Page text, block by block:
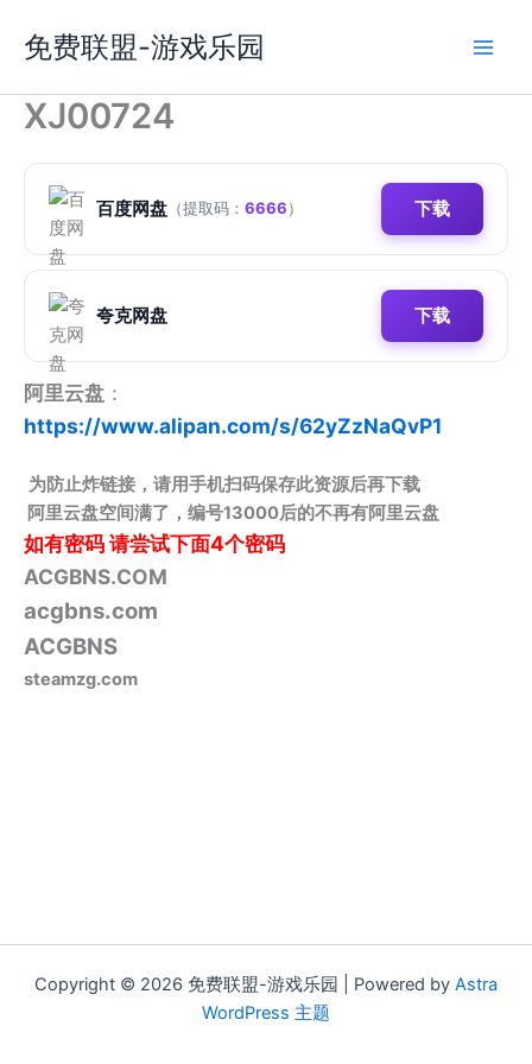
容
免费联盟-游戏乐园
XJ00724
百度网盘 （提取码： 6666） 下载
夸克网盘 下载
阿里云盘 ：
https://www.alipan.com/s/62yZzNaQvP1
为防止炸链接，请用手机扫码保存此资源后再下载
阿里云盘空间满了，编号13000后的不再有阿里云盘
如有密码请尝试下面4个密码
ACGBNS.COM
acgbns.com
ACGBNS
steamzg.com
Copyright © 2026 免费联盟-游戏乐园 | Powered by Astra
WordPress 主题